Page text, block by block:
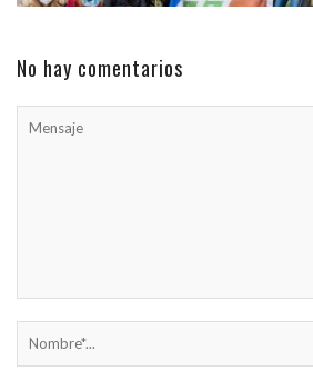
No hay comentarios